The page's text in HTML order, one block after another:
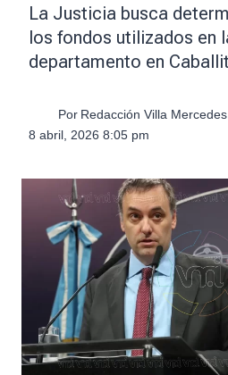
La Justicia busca
los fondos utilizados en
departamento en
Por Redacción Villa
8 abril, 2026 8:05 pm